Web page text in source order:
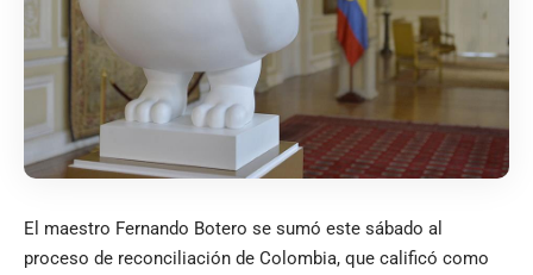
El maestro Fernando Botero se sumó este sábado al
proceso de reconciliación de Colombia, que calificó como